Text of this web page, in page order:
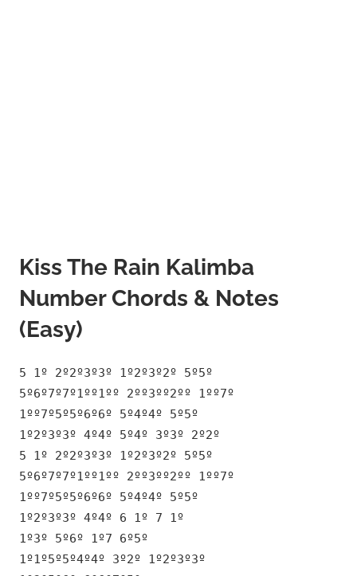
Kiss The Rain Kalimba
Number Chords & Notes
(Easy)
5 1º 2º2º3º3º 1º2º3º2º 5º5º
5º6º7º7º1ºº1ºº 2ºº3ºº2ºº 1ºº7º
1ºº7º5º5º6º6º 5º4º4º 5º5º
1º2º3º3º 4º4º 5º4º 3º3º 2º2º
5 1º 2º2º3º3º 1º2º3º2º 5º5º
5º6º7º7º1ºº1ºº 2ºº3ºº2ºº 1ºº7º
1ºº7º5º5º6º6º 5º4º4º 5º5º
1º2º3º3º 4º4º 6 1º 7 1º
1º3º 5º6º 1º7 6º5º
1º1º5º5º4º4º 3º2º 1º2º3º3º